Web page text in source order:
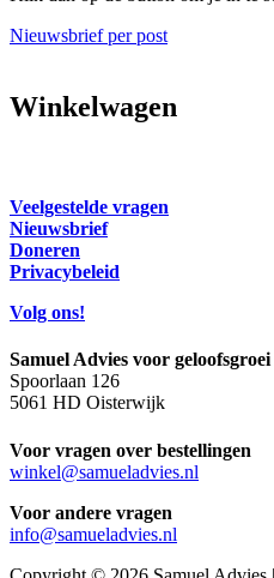
Nieuwsbrief per post
Winkelwagen
Veelgestelde vragen
Nieuwsbrief
Doneren
Privacybeleid
Volg ons!
Samuel Advies voor geloofsgroei
Spoorlaan 126
5061 HD Oisterwijk
Voor vragen over bestellingen
winkel@samueladvies.nl
Voor andere vragen
info@samueladvies.nl